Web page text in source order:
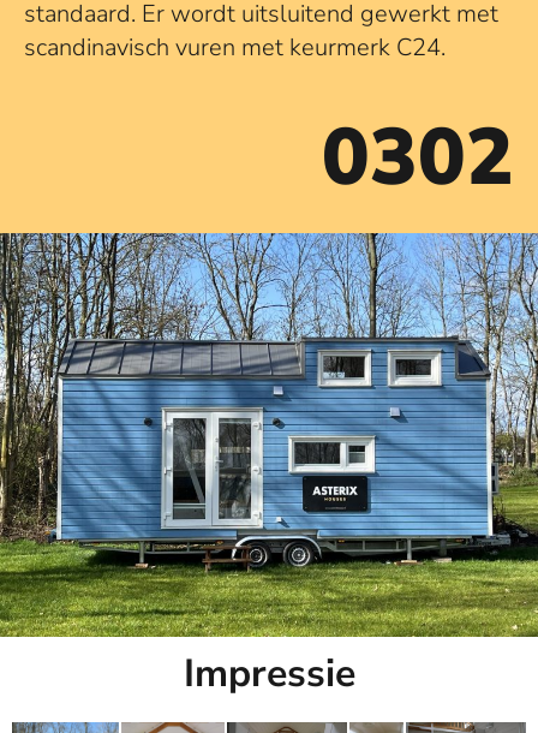
standaard. Er wordt uitsluitend gewerkt met
scandinavisch vuren met keurmerk C24.
0302
Impressie